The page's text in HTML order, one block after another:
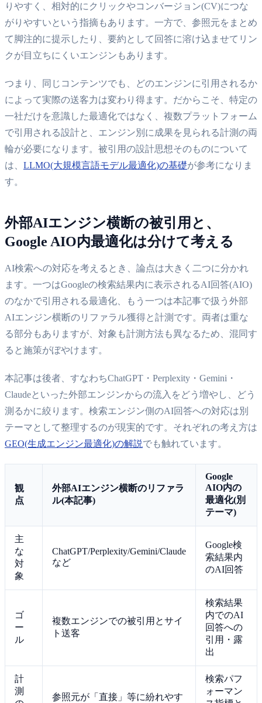
りやすく、相対的にクリックやコンバージョン(CV)につな
がりやすいという指摘もあります。一方で、参照元をまとめ
て脚注的に提示したり、要約として回答に溶け込ませてリン
クが目立ちにくいエンジンもあります。
つまり、同じコンテンツでも、どのエンジンに引用されるか
によって実際の送客力は変わり得ます。だからこそ、特定の
一社だけを意識した最適化ではなく、複数プラットフォーム
で引用される設計と、エンジン別に成果を見られる計測の両
輪が必要になります。被引用の設計思想そのものについて
は、 LLMO(大規模言語モデル最適化)の基礎が参考になりま
す。
外部AIエンジン横断の被引用と、
Google AIO内最適化は分けて考える
AI検索への対応を考えるとき、論点は大きく二つに分かれ
ます。一つはGoogleの検索結果内に表示されるAI回答(AIO)
のなかで引用される最適化、もう一つは本記事で扱う外部
AIエンジン横断のリファラル獲得と計測です。両者は重な
る部分もありますが、対象も計測方法も異なるため、混同す
ると施策がぼやけます。
本記事は後者、すなわちChatGPT・Perplexity・Gemini・
Claudeといった外部エンジンからの流入をどう増やし、どう
測るかに絞ります。検索エンジン側のAI回答への対応は別
テーマとして整理するのが現実的です。それぞれの考え方は
GEO(生成エンジン最適化)の解説でも触れています。
観
点
外部AIエンジン横断のリファラ
ル(本記事)
Google
AIO内の
最適化(別
テーマ)
主
な
対
象
ChatGPT/Perplexity/Gemini/Claude
など
Google検
索結果内
のAI回答
ゴ
ー
ル
複数エンジンでの被引用とサイ
ト送客
検索結果
内でのAI
回答への
引用・露
出
計
測
参照元が「直接」等に紛れやす
検索パフ
ォーマン